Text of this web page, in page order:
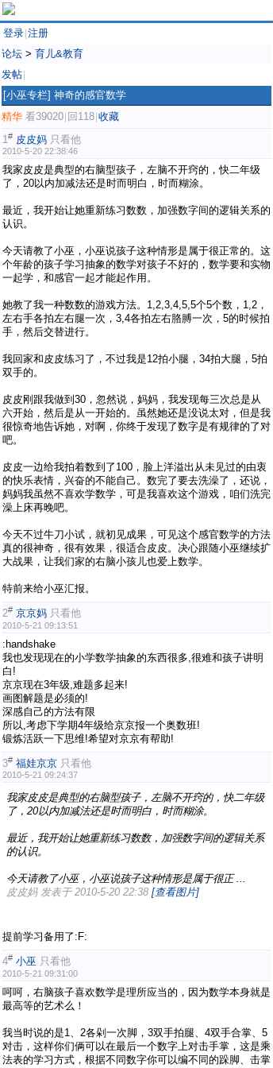
登录 注册
论坛 > 育儿&教育
发帖
[小巫专栏] 神奇的感官数学
精华 看39020 回118 收藏
1# 皮皮妈 只看他
2010-5-20 22:38:46
我家皮皮是典型的右脑型孩子，左脑不开窍的，快二年级
了，20以内加减法还是时而明白，时而糊涂。
最近，我开始让她重新练习数数，加强数字间的逻辑关系的
认识。
今天请教了小巫，小巫说孩子这种情形是属于很正常的。这
个年龄的孩子学习抽象的数学对孩子不好的，数学要和实物
一起学，和感官一起才能起作用。
她教了我一种数数的游戏方法。1,2,3,4,5,5个5个数，1,2，
左右手各拍左右腿一次，3,4各拍左右胳膊一次，5的时候拍
手，然后交替进行。
我回家和皮皮练习了，不过我是12拍小腿，34拍大腿，5拍
双手的。
皮皮刚跟我做到30，忽然说，妈妈，我发现每三次总是从
六开始，然后是从一开始的。虽然她还是没说太对，但是我
很惊奇地告诉她，对啊，你终于发现了数字是有规律的了对
吧。
皮皮一边给我拍着数到了100，脸上洋溢出从未见过的由衷
的快乐表情，兴奋的不能自己。数完了要去洗澡了，还说，
妈妈我虽然不喜欢学数学，可是我喜欢这个游戏，咱们洗完
澡上床再晚吧。
今天不过牛刀小试，就初见成果，可见这个感官数学的方法
真的很神奇，很有效果，很适合皮皮。决心跟随小巫继续扩
大战果，让我们家的右脑小孩儿也爱上数学。
特前来给小巫汇报。
2# 京京妈 只看他
2010-5-21 09:13:51
:handshake
我也发现现在的小学数学抽象的东西很多,很难和孩子讲明
白!
京京现在3年级,难题多起来!
画图解题是必须的!
深感自己的方法有限
所以,考虑下学期4年级给京京报一个奥数班!
锻炼活跃一下思维!希望对京京有帮助!
3# 福娃京京 只看他
2010-5-21 09:24:37
我家皮皮是典型的右脑型孩子，左脑不开窍的，快二年级
了，20以内加减法还是时而明白，时而糊涂。
最近，我开始让她重新练习数数，加强数字间的逻辑关系
的认识。
今天请教了小巫，小巫说孩子这种情形是属于很正 ...
皮皮妈 发表于 2010-5-20 22:38 [查看图片]
提前学习备用了:F:
4# 小巫 只看他
2010-5-21 09:31:00
呵呵，右脑孩子喜欢数学是理所应当的，因为数学本身就是
最高等的艺术么！
我当时说的是1、2各剁一次脚，3双手拍腿、4双手合掌、5
对击，这样你们俩可以在最后一个数字上对击手掌，这是乘
法表的学习方式，根据不同数字你可以编不同的跺脚、击掌